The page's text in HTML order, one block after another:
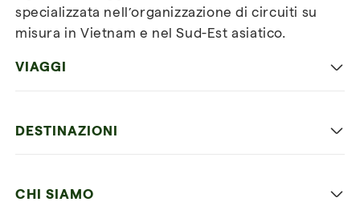
specializzata nell’organizzazione di circuiti su
misura in Vietnam e nel Sud-Est asiatico.
VIAGGI
DESTINAZIONI
CHI SIAMO